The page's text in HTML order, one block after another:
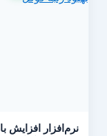
نرم‌افزار افزایش